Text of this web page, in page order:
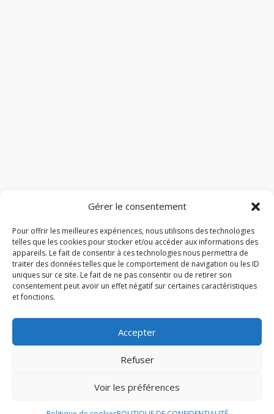
Gérer le consentement
Pour offrir les meilleures expériences, nous utilisons des technologies
telles que les cookies pour stocker et/ou accéder aux informations des
appareils. Le fait de consentir à ces technologies nous permettra de
traiter des données telles que le comportement de navigation ou les ID
uniques sur ce site. Le fait de ne pas consentir ou de retirer son
consentement peut avoir un effet négatif sur certaines caractéristiques
et fonctions.
Accepter
Refuser
Voir les préférences
© 2026 M Development–Mentions légales